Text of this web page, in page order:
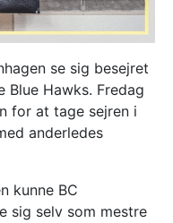
se sig besejret
Hawks. Fredag
for at tage sejren i
anderledes
kunne BC
sig selv som mestre